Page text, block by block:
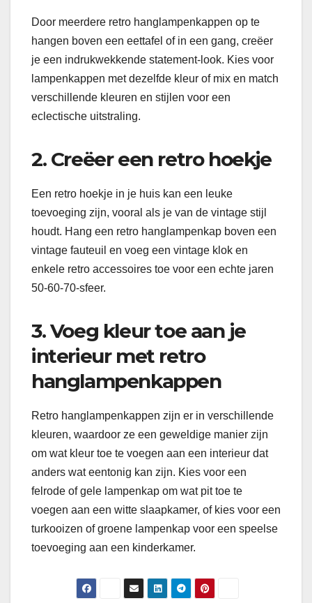
Door meerdere retro hanglampenkappen op te
hangen boven een eettafel of in een gang, creëer
je een indrukwekkende statement-look. Kies voor
lampenkappen met dezelfde kleur of mix en match
verschillende kleuren en stijlen voor een
eclectische uitstraling.
2. Creëer een retro hoekje
Een retro hoekje in je huis kan een leuke
toevoeging zijn, vooral als je van de vintage stijl
houdt. Hang een retro hanglampenkap boven een
vintage fauteuil en voeg een vintage klok en
enkele retro accessoires toe voor een echte jaren
50-60-70-sfeer.
3. Voeg kleur toe aan je
interieur met retro
hanglampenkappen
Retro hanglampenkappen zijn er in verschillende
kleuren, waardoor ze een geweldige manier zijn
om wat kleur toe te voegen aan een interieur dat
anders wat eentonig kan zijn. Kies voor een
felrode of gele lampenkap om wat pit toe te
voegen aan een witte slaapkamer, of kies voor een
turkooizen of groene lampenkap voor een speelse
toevoeging aan een kinderkamer.